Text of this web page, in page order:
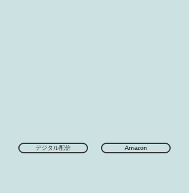
デジタル配信 Amazon